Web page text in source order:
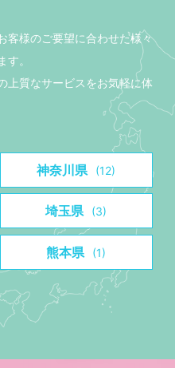
客様のご要望に合わせた様々
。
上質なサービスをお気軽に体
神奈川県 (12)
埼玉県 (3)
熊本県 (1)